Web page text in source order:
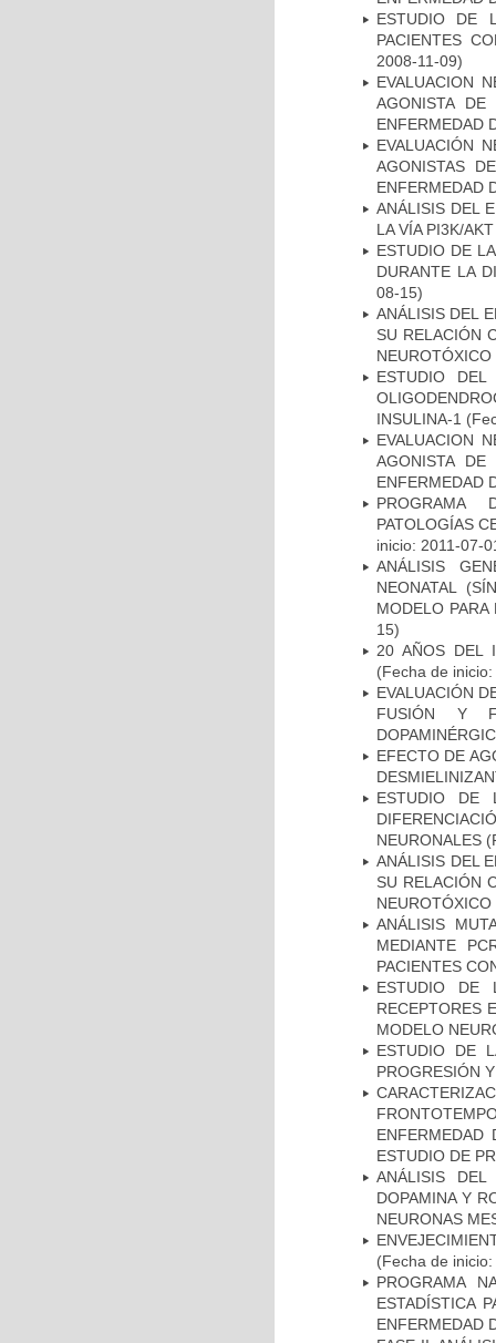
ESTUDIO DE
PACIENTES
2008-11-09)
EVALUACION
AGONISTA
ENFERMEDAD
EVALUACIÓN
AGONISTAS
ENFERMEDAD
ANÁLISIS DEL
LA VÍA PI3K/
ESTUDIO DE
DURANTE LA
08-15)
ANÁLISIS DEL
SU RELACIÓN
NEUROTÓXICO
ESTUDIO
INSULINA-1
EVALUACION
AGONISTA
ENFERMEDAD
PROGRAMA
PATOLOGÍAS
inicio: 2011-07-
ANÁLISIS
NEONATAL
MODELO
15)
20 AÑOS DEL
(Fecha de
EVALUACIÓN
FUSIÓN Y
EFECTO DE
ESTUDIO DE
NEURONALES
ANÁLISIS DEL
SU RELACIÓN
NEUROTÓXICO
ANÁLISIS
MEDIANTE
PACIENTES
ESTUDIO DE
RECEPTORES
MODELO
ESTUDIO DE
PROGRESIÓN
ENFERMEDAD
ESTUDIO DE
ANÁLISIS
DOPAMINA Y
NEURONAS
(Fecha de
PROGRAMA
ESTADÍSTICA
ENFERMEDAD